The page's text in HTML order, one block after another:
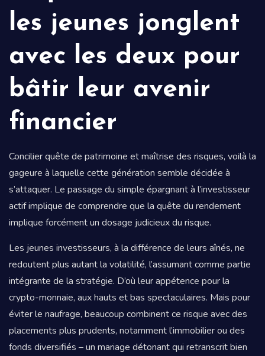
les jeunes jonglent
avec les deux pour
bâtir leur avenir
financier
Concilier quête de patrimoine et maîtrise des risques, voilà la
gageure à laquelle cette génération semble décidée à
s’attaquer. Le passage du simple épargnant à l’investisseur
actif implique de comprendre que la quête du rendement
implique forcément un dosage judicieux du risque.
Les jeunes investisseurs, à la différence de leurs aînés, ne
redoutent plus autant la volatilité, l’assumant comme partie
intégrante de la stratégie. D’où leur appétence pour la
crypto-monnaie, aux hauts et bas spectaculaires. Mais pour
éviter le naufrage, beaucoup combinent ce risque avec des
placements plus prudents, notamment l’immobilier ou des
fonds diversifiés – un mariage détonant qui retranscrit bien